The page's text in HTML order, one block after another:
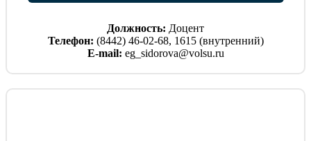
Должность: Доцент
Телефон: (8442) 46-02-68, 1615 (внутренний)
E-mail: eg_sidorova@volsu.ru